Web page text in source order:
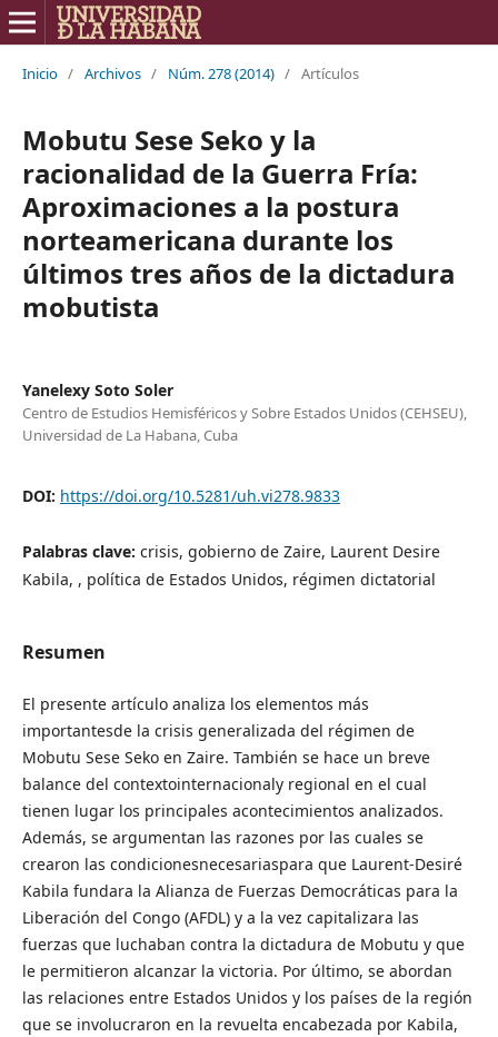
Inicio / Archivos / Núm. 278 (2014) / Artículos
Mobutu Sese Seko y la
racionalidad de la Guerra Fría:
Aproximaciones a la postura
norteamericana durante los
últimos tres años de la dictadura
mobutista
Yanelexy Soto Soler
Centro de Estudios Hemisféricos y Sobre Estados Unidos (CEHSEU),
Universidad de La Habana, Cuba
DOI: https://doi.org/10.5281/uh.vi278.9833
Palabras clave: crisis, gobierno de Zaire, Laurent Desire
Kabila, , política de Estados Unidos, régimen dictatorial
Resumen
El presente artículo analiza los elementos más
importantesde la crisis generalizada del régimen de
Mobutu Sese Seko en Zaire. También se hace un breve
balance del contextointernacionaly regional en el cual
tienen lugar los principales acontecimientos analizados.
Además, se argumentan las razones por las cuales se
crearon las condicionesnecesariaspara que Laurent-Desiré
Kabila fundara la Alianza de Fuerzas Democráticas para la
Liberación del Congo (AFDL) y a la vez capitalizara las
fuerzas que luchaban contra la dictadura de Mobutu y que
le permitieron alcanzar la victoria. Por último, se abordan
las relaciones entre Estados Unidos y los países de la región
que se involucraron en la revuelta encabezada por Kabila,